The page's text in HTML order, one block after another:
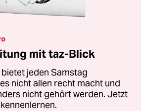
mit taz-Blick
jeden Samstag
nicht allen recht macht und
nicht gehört werden. Jetzt